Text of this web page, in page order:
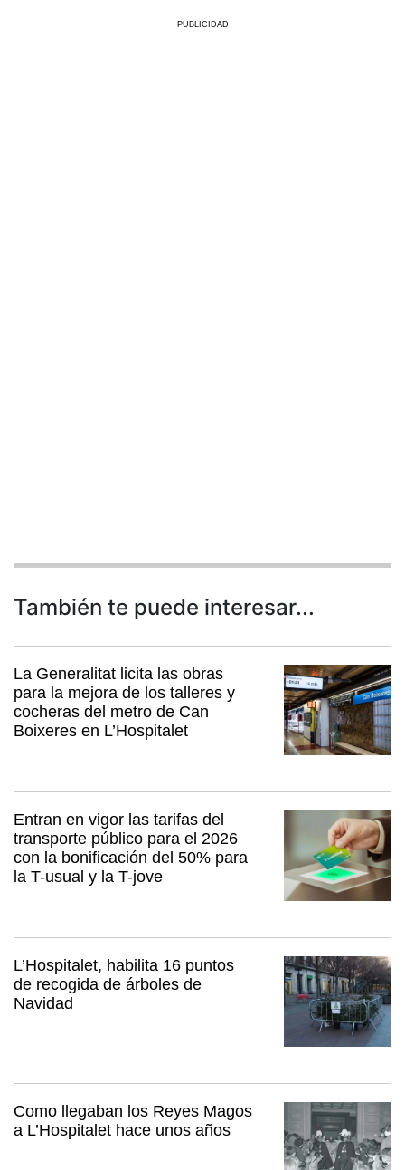
PUBLICIDAD
También te puede interesar...
La Generalitat licita las obras
para la mejora de los talleres y
cocheras del metro de Can
Boixeres en L’Hospitalet
Entran en vigor las tarifas del
transporte público para el 2026
con la bonificación del 50% para
la T-usual y la T-jove
L’Hospitalet, habilita 16 puntos
de recogida de árboles de
Navidad
Como llegaban los Reyes Magos
a L’Hospitalet hace unos años